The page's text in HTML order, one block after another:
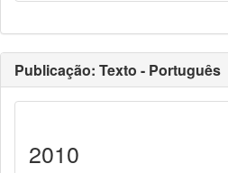
Publicação: Texto - Português
2010